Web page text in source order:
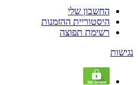
החשבון שלי
היסטוריית ההזמנות
רשימת תפוצה
נגישות